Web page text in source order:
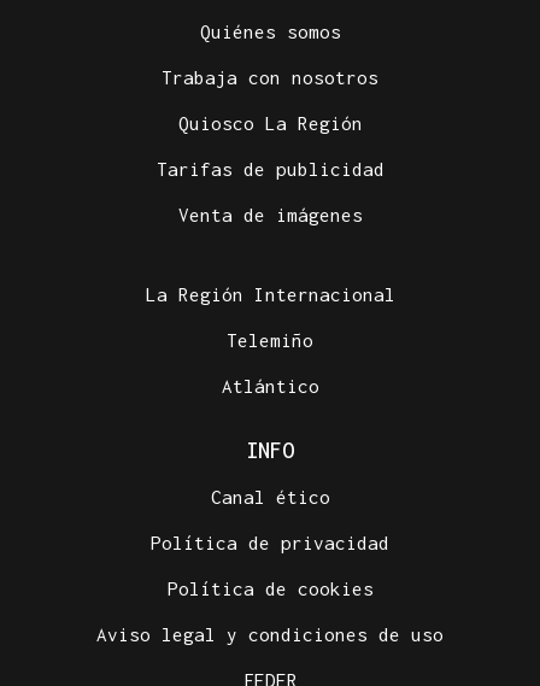
Quiénes somos
Trabaja con nosotros
Quiosco La Región
Tarifas de publicidad
Venta de imágenes
La Región Internacional
Telemiño
Atlántico
INFO
Canal ético
Política de privacidad
Política de cookies
Aviso legal y condiciones de uso
FEDER